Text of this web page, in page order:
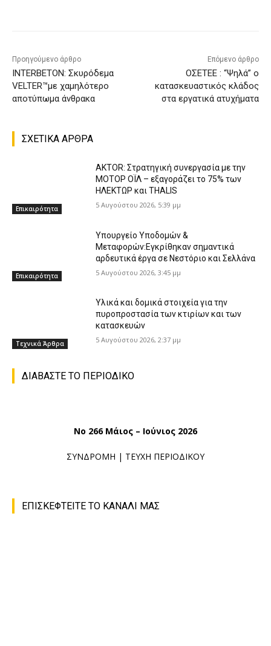
Προηγούμενο άρθρο
INTERBETON: Σκυρόδεμα
VELTER™με χαμηλότερο
αποτύπωμα άνθρακα
Επόμενο άρθρο
ΟΣΕΤΕΕ : “Ψηλά” ο
κατασκευαστικός κλάδος
στα εργατικά ατυχήματα
ΣΧΕΤΙΚΑ ΑΡΘΡΑ
Επικαιρότητα
AKTOR: Στρατηγική συνεργασία με την
ΜΟΤΟΡ ΟΪΛ – εξαγοράζει το 75% των
ΗΛΕΚΤΩΡ και THALIS
5 Αυγούστου 2026, 5:39 μμ
Επικαιρότητα
Υπουργείο Υποδομών &
Μεταφορών:Εγκρίθηκαν σημαντικά
αρδευτικά έργα σε Νεστόριο και Σελλάνα
5 Αυγούστου 2026, 3:45 μμ
Τεχνικά Άρθρα
Υλικά και δομικά στοιχεία για την
πυροπροστασία των κτιρίων και των
κατασκευών
5 Αυγούστου 2026, 2:37 μμ
ΔΙΑΒΑΣΤΕ ΤΟ ΠΕΡΙΟΔΙΚΟ
No 266 Μάιος – Ιούνιος 2026
ΣΥΝΔΡΟΜΗ | ΤΕΥΧΗ ΠΕΡΙΟΔΙΚΟΥ
ΕΠΙΣΚΕΦΤΕΙΤΕ ΤΟ ΚΑΝΑΛΙ ΜΑΣ